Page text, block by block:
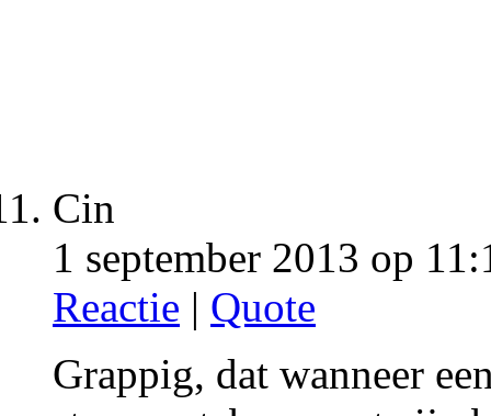
Cin
1 september 2013 op
Reactie | Quote
Grappig, dat wanneer